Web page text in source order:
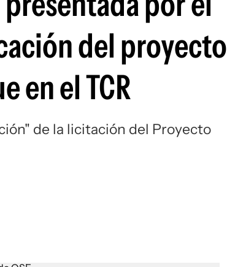
del proyecto
en el TCR
de la licitación del Proyecto